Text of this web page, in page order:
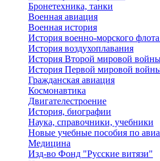
Бронетехника, танки
Военная авиация
Военная история
История военно-морского
История воздухоплавания
История Второй мировой
История Первой мировой
Гражданская авиация
Космонавтика
Двигателестроение
История, биографии
Наука, справочники, учебники
Новые учебные пособия по
Медицина
Изд-во Фонд "Русские витязи"